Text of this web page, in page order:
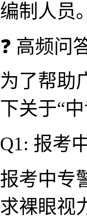
编制人员。
❓ 高频问
为了帮助
下关于“
Q1: 报考
报​考中专
求裸眼视